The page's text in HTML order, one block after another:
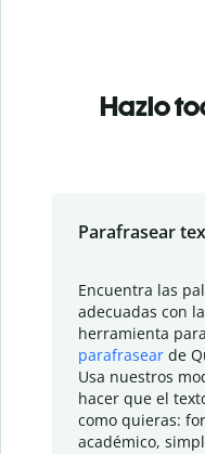
Hazlo
Parafrasear
Encuentra las
adecuadas con la
herramienta para
parafrasear de
Usa nuestros
hacer que el
como quieras:
académico,